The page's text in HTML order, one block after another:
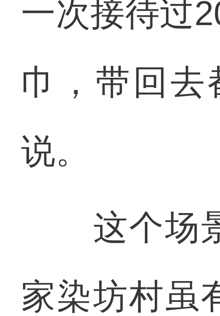
一次接待过
巾，带回去
说。
这个场景
家染坊村虽